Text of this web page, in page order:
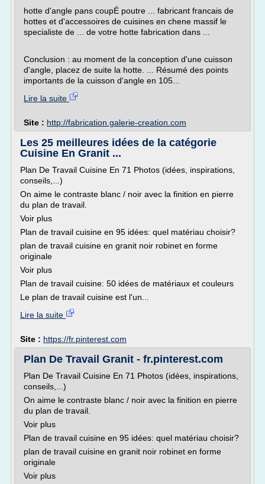
hotte d'angle pans coupÉ poutre ... fabricant francais de
hottes et d'accessoires de cuisines en chene massif le
specialiste de ... de votre hotte fabrication dans ...
Conclusion : au moment de la conception d'une cuisson
d'angle, placez de suite la hotte. ... Résumé des points
importants de la cuisson d'angle en 105...
Lire la suite
Site : http://fabrication.galerie-creation.com
Les 25 meilleures idées de la catégorie
Cuisine En Granit ...
Plan De Travail Cuisine En 71 Photos (idées, inspirations,
conseils,...)
On aime le contraste blanc / noir avec la finition en pierre
du plan de travail.
Voir plus
Plan de travail cuisine en 95 idées: quel matériau choisir?
plan de travail cuisine en granit noir robinet en forme
originale
Voir plus
Plan de travail cuisine: 50 idées de matériaux et couleurs
Le plan de travail cuisine est l'un...
Lire la suite
Site : https://fr.pinterest.com
Plan De Travail Granit - fr.pinterest.com
Plan De Travail Cuisine En 71 Photos (idées, inspirations,
conseils,...)
On aime le contraste blanc / noir avec la finition en pierre
du plan de travail.
Voir plus
Plan de travail cuisine en 95 idées: quel matériau choisir?
plan de travail cuisine en granit noir robinet en forme
originale
Voir plus